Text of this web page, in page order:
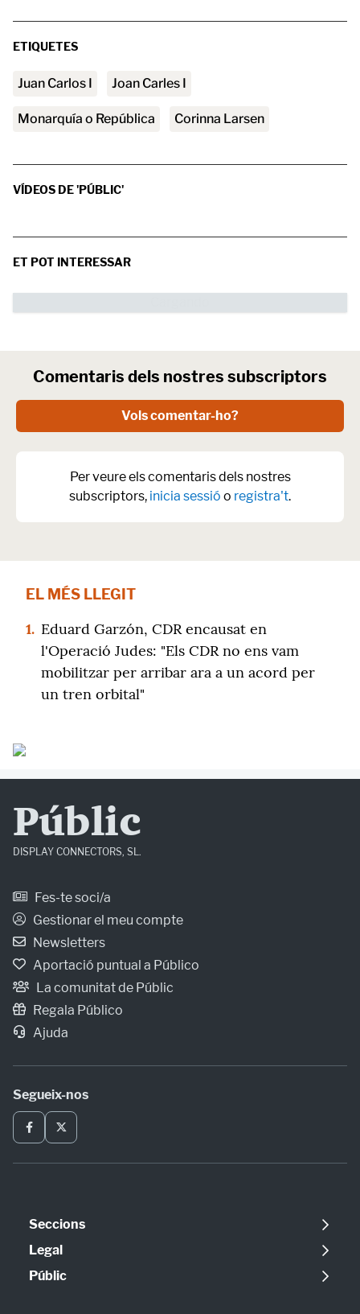
ETIQUETES
Juan Carlos I Joan Carles I
Monarquía o República Corinna Larsen
VÍDEOS DE 'PÚBLIC'
ET POT INTERESSAR
Comentaris dels nostres subscriptors
Vols comentar-ho?
Per veure els comentaris dels nostres
subscriptors, inicia sessió o registra't.
EL MÉS LLEGIT
1. Eduard Garzón, CDR encausat en
l'Operació Judes: "Els CDR no ens vam
mobilitzar per arribar ara a un acord per
un tren orbital"
Públic
DISPLAY CONNECTORS, SL.
Fes-te soci/a
Gestionar el meu compte
Newsletters
Aportació puntual a Público
La comunitat de Públic
Regala Público
Ajuda
Segueix-nos
Seccions
Política
Opinió
Legal
Avís legal
Públic